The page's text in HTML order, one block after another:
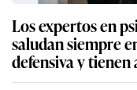
Los expertos en
saludan siempre
defensiva y